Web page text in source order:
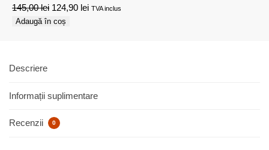
145,00lei 124,90 lei TVA inclus
Adaugă în coș
Descriere
Informații suplimentare
Recenzii 0